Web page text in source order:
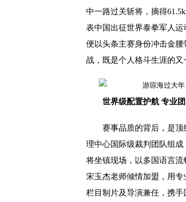
中一路过关斩将，摘得
表中国出征世界泰拳军人
便以头条主赛身份冲击金
战，既是个人格斗生涯的又
世界级配置护航 专业
赛事品质的背后，是
理中心国际级裁判团队组
将坐镇现场，以多国语言
宋玉杰老师倾情加盟，用
栏目制片及导演兼任，携